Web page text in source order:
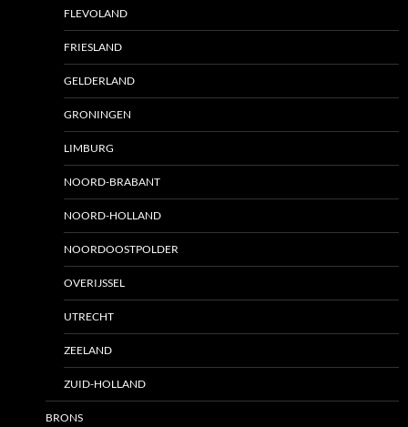
FLEVOLAND
FRIESLAND
GELDERLAND
GRONINGEN
LIMBURG
NOORD-BRABANT
NOORD-HOLLAND
NOORDOOSTPOLDER
OVERIJSSEL
UTRECHT
ZEELAND
ZUID-HOLLAND
BRONS